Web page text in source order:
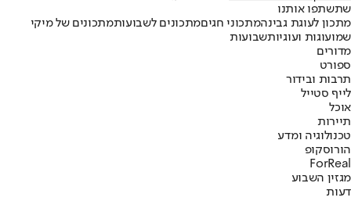
שתשתפו אותנו
מתכון לעוגת גבינהמתכוני חגיםמתכונים לשבועותמתכונים של מיקי
שמועוגות ועוגיותשבועות
מדורים
ספורט
תרבות ובידור
לייף סטייל
אוכל
תיירות
טכנולוגיה ומדע
הורוסקופ
ForReal
מגזין השבוע
דעות